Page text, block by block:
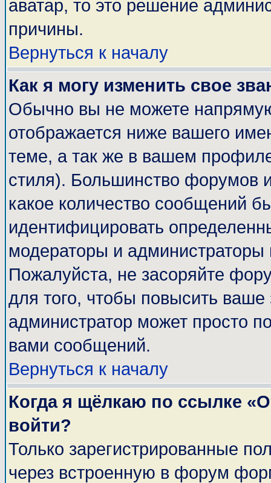
аватар, то это решение
причины.
Вернуться к началу
Как я могу изменить свое
Обычно вы не можете
отображается ниже вашего
теме, а так же в вашем
стиля). Большинство форумов
какое количество сообщений
идентифицировать
модераторы и администраторы
Пожалуйста, не засоряйте
для того, чтобы повысить
администратор может просто
вами сообщений.
Вернуться к началу
Когда я щёлкаю по ссылке
войти?
Только зарегистрированные
через встроенную в форум